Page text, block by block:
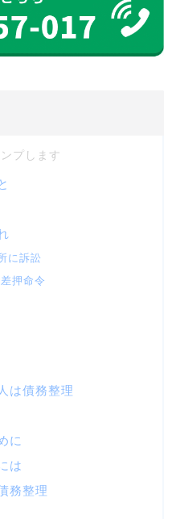
に訴訟
押命令
は債務整理
に
は
務整理